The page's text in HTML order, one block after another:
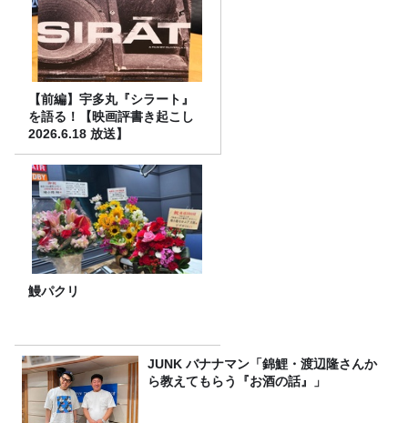
【前編】宇多丸『シラート』
を語る！【映画評書き起こし
2026.6.18 放送】
鰻パクリ
JUNK バナナマン「錦鯉・渡辺隆さんか
ら教えてもらう『お酒の話』」